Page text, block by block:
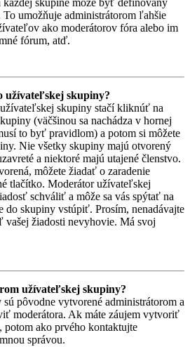
skupine môže byť definovaný
umožňuje administrátorom ľahšie
ako moderátorov fóra alebo im
fórum, atď.
užívateľskej skupiny?
skupiny stačí kliknúť na
(väčšinou sa nachádza v hornej
to byť pravidlom) a potom si môžete
Nie všetky skupiny majú otvorený
a niektoré majú utajené členstvo.
môžete žiadať o zaradenie
tlačítko. Moderátor užívateľskej
schváliť a môže sa vás spýtať na
do skupiny vstúpiť. Prosím, nenadávajte
vašej žiadosti nevyhovie. Má svoj
užívateľskej skupiny?
pôvodne vytvorené administrátorom a
moderátora. Ak máte záujem vytvoriť
ako prvého kontaktujte
správou.